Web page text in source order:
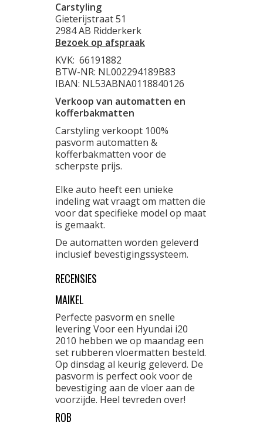
Carstyling
Gieterijstraat 51
2984 AB Ridderkerk
Bezoek op afspraak
KVK: 66191882
BTW-NR: NL002294189B83
IBAN: NL53ABNA0118840126
Verkoop van automatten en
kofferbakmatten
Carstyling verkoopt 100%
pasvorm automatten &
kofferbakmatten voor de
scherpste prijs.
Elke auto heeft een unieke
indeling wat vraagt om matten die
voor dat specifieke model op maat
is gemaakt.
De automatten worden geleverd
inclusief bevestigingssysteem.
RECENSIES
MAIKEL
Perfecte pasvorm en snelle
levering Voor een Hyundai i20
2010 hebben we op maandag een
set rubberen vloermatten besteld.
Op dinsdag al keurig geleverd. De
pasvorm is perfect ook voor de
bevestiging aan de vloer aan de
voorzijde. Heel tevreden over!
ROB